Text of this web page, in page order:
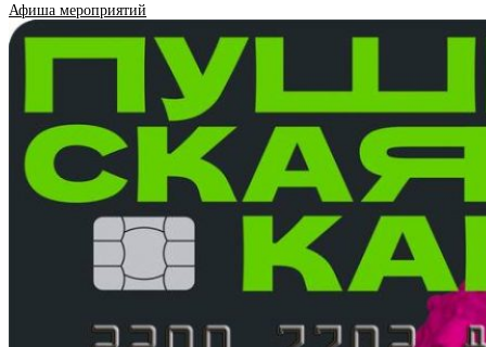
Афиша мероприятий